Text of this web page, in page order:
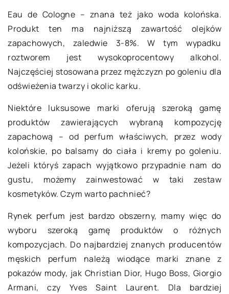
Eau de Cologne – znana też jako woda kolońska.
Produkt ten ma najniższą zawartość olejków
zapachowych, zaledwie 3-8%. W tym wypadku
roztworem jest wysokoprocentowy alkohol.
Najczęściej stosowana przez mężczyzn po goleniu dla
odświeżenia twarzy i okolic karku.
Niektóre luksusowe marki oferują szeroką gamę
produktów zawierających wybraną kompozycję
zapachową – od perfum właściwych, przez wody
kolońskie, po balsamy do ciała i kremy po goleniu.
Jeżeli któryś zapach wyjątkowo przypadnie nam do
gustu, możemy zainwestować w taki zestaw
kosmetyków. Czym warto pachnieć?
Rynek perfum jest bardzo obszerny, mamy więc do
wyboru szeroką gamę produktów o różnych
kompozycjach. Do najbardziej znanych producentów
męskich perfum należą wiodące marki znane z
pokazów mody, jak Christian Dior, Hugo Boss, Giorgio
Armani, czy Yves Saint Laurent. Dla bardziej